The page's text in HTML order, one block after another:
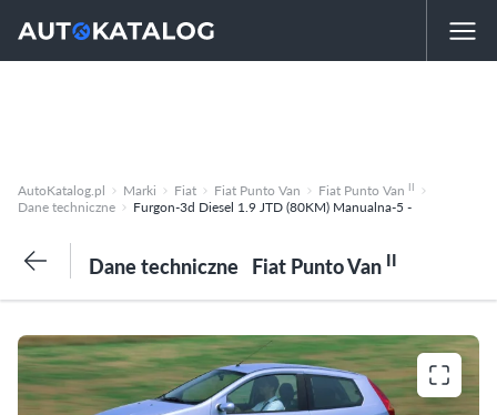
AutoKatalog.pl Marki Fiat Fiat Punto Van Fiat Punto Van II
Dane techniczne Furgon-3d Diesel 1.9 JTD (80KM) Manualna-5 -
Dane techniczne Fiat Punto Van II